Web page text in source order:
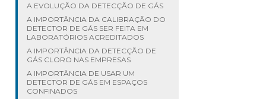
A EVOLUÇÃO DA DETECÇÃO DE GÁS
A IMPORTÂNCIA DA CALIBRAÇÃO DO
DETECTOR DE GÁS SER FEITA EM
LABORATÓRIOS ACREDITADOS
A IMPORTÂNCIA DA DETECÇÃO DE
GÁS CLORO NAS EMPRESAS
A IMPORTÂNCIA DE USAR UM
DETECTOR DE GÁS EM ESPAÇOS
CONFINADOS